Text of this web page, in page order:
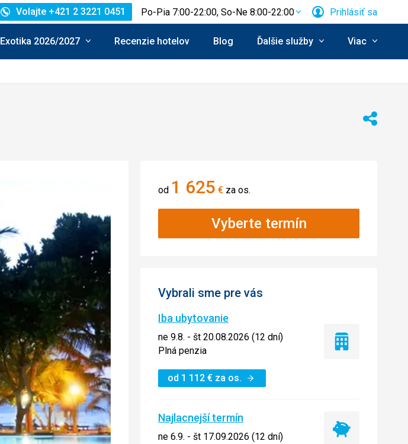
Volajte +421 2 3221 0451 Po-Pia 7:00-22:00, So-Ne 8:00-22:00 Prihlásiť sa
Exotika 2026/2027 Recenzie hotelov Blog Ďalšie služby Viac
Zdieľať
od 1 625 € za os.
Vyberte termín
Vybrali sme pre vás
Iba ubytovanie
ne 9.8. - št 20.08.2026 (12 dní)
Plná penzia
od 1 112 € za os.
Iba
Najlacnejší termín
ne 6.9. - št 17.09.2026 (12 dní)
Najlacnejší